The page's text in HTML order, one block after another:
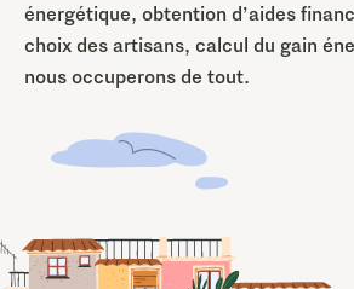
énergétique, obtention d’aides
choix des artisans, calcul du gain
nous occuperons de tout.